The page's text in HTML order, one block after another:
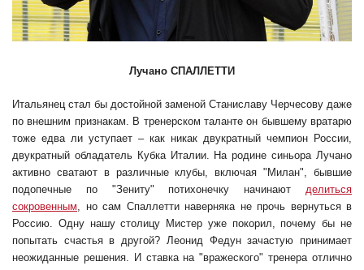
Лучано СПАЛЛЕТТИ
Итальянец стал бы достойной заменой Станиславу Черчесову даже
по внешним признакам. В тренерском таланте он бывшему вратарю
тоже едва ли уступает – как никак двукратный чемпион России,
двукратный обладатель Кубка Италии. На родине синьора Лучано
активно сватают в различные клубы, включая "Милан", бывшие
подопечные по "Зениту" потихонечку начинают делиться
сокровенным, но сам Спаллетти наверняка не прочь вернуться в
Россию. Одну нашу столицу Мистер уже покорил, почему бы не
попытать счастья в другой? Леонид Федун зачастую принимает
неожиданные решения. И ставка на "вражеского" тренера отлично